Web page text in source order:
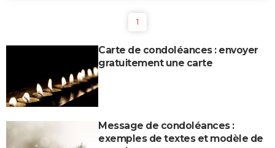
1
Carte de condoléances : envoyer
gratuitement une carte
Message de condoléances :
exemples de textes et modèle de